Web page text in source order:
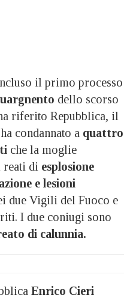
il primo processo
dello scorso
riferito Repubblica, il
condannato a quattro
che la moglie
reati di esplosione
e lesioni
due Vigili del Fuoco e
I due coniugi sono
di calunnia.
Enrico Cieri